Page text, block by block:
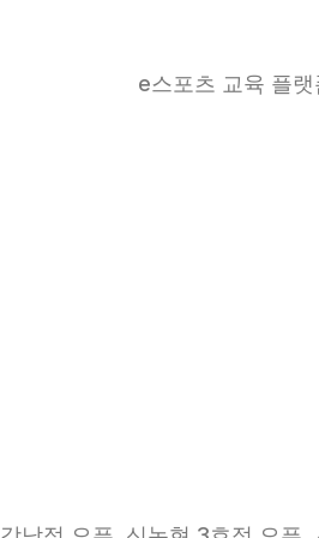
e스포츠 교육 플